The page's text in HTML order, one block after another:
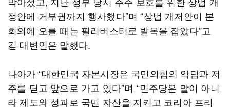
정안에 거부권까지 행사했다”며 “상법 개저안이 본
회의에 오를 때는 필리버스터로 발목을 잡았다”고
김 대변인은 말했다.
나아가 “대한민국 자본시장은 국민의힘의 악담과 저
주를 딛고 앞으로 가고 있다”며 “민주당은 말이 아니
라 제도와 성과로 국민 자산을 지키고 코리아 프리